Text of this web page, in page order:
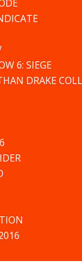
6: SIEGE
DRAKE